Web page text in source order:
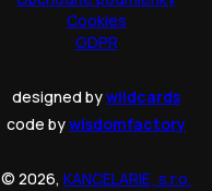
Cookies
GDPR
designed bywildcards
code bywisdomfactory
© 2026, KANCELARIE, s.r.o.